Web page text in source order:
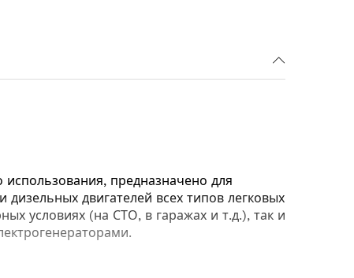
предназначено для
двигателей всех типов легковых
условиях (на СТО, в гаражах и т.д.), так и